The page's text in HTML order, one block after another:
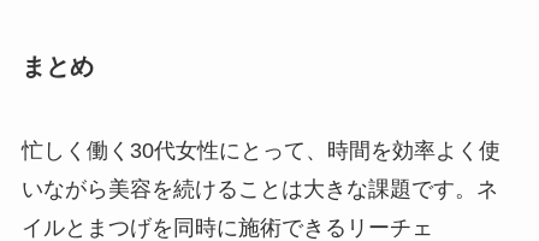
まとめ
忙しく働く30代女性にとって、時間を効率よく使
いながら美容を続けることは大きな課題です。ネ
イルとまつげを同時に施術できるリーチェ